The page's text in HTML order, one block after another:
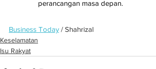
perancangan masa depan.
Business Today / Shahrizal
Keselamatan
Isu Rakyat